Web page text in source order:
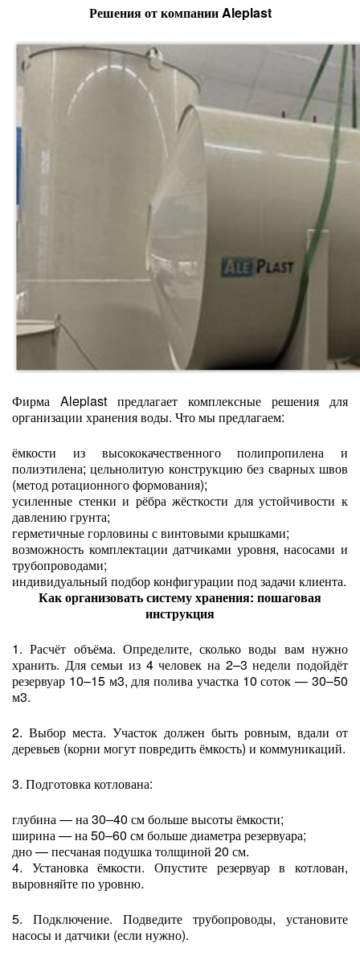
Решения от компании Aleplast
Фирма Aleplast предлагает комплексные решения для
организации хранения воды. Что мы предлагаем:
ёмкости из высококачественного полипропилена и
полиэтилена; цельнолитую конструкцию без сварных швов
(метод ротационного формования);
усиленные стенки и рёбра жёсткости для устойчивости к
давлению грунта;
герметичные горловины с винтовыми крышками;
возможность комплектации датчиками уровня, насосами и
трубопроводами;
индивидуальный подбор конфигурации под задачи клиента.
Как организовать систему хранения: пошаговая
инструкция
1. Расчёт объёма. Определите, сколько воды вам нужно
хранить. Для семьи из 4 человек на 2–3 недели подойдёт
резервуар 10–15 м3, для полива участка 10 соток — 30–50
м3.
2. Выбор места. Участок должен быть ровным, вдали от
деревьев (корни могут повредить ёмкость) и коммуникаций.
3. Подготовка котлована:
глубина — на 30–40 см больше высоты ёмкости;
ширина — на 50–60 см больше диаметра резервуара;
дно — песчаная подушка толщиной 20 см.
4. Установка ёмкости. Опустите резервуар в котлован,
выровняйте по уровню.
5. Подключение. Подведите трубопроводы, установите
насосы и датчики (если нужно).